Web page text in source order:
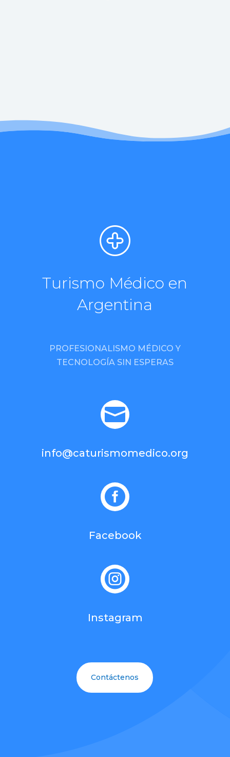
Turismo Médico en
Argentina
PROFESIONALISMO MÉDICO Y
TECNOLOGÍA SIN ESPERAS

info@caturismomedico.org

Facebook

Instagram
Contáctenos